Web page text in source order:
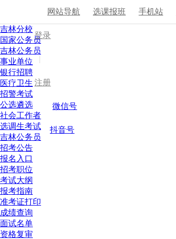
网站导航 选课报班 手机站
登录
|
注册
微信号
抖音号
吉林分校
国家公务员
吉林公务员
事业单位
银行招聘
医疗卫生
招警考试
公选遴选
社会工作者
选调生考试
吉林公务员
招考公告
报名入口
招考职位
考试大纲
报考指南
准考证打印
成绩查询
面试名单
资格复审